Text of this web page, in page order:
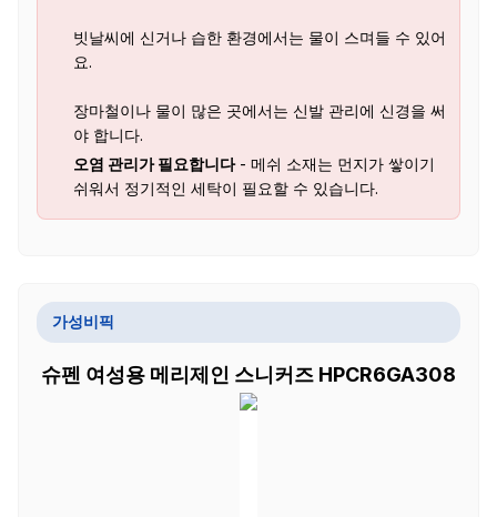
빗날씨에 신거나 습한 환경에서는 물이 스며들 수 있어
요.
장마철이나 물이 많은 곳에서는 신발 관리에 신경을 써
야 합니다.
오염 관리가 필요합니다- 메쉬 소재는 먼지가 쌓이기
쉬워서 정기적인 세탁이 필요할 수 있습니다.
가성비픽
슈펜 여성용 메리제인 스니커즈 HPCR6GA308